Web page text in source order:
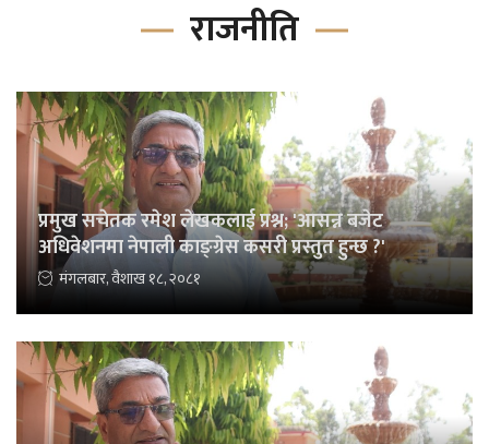
राजनीति
प्रमुख सचेतक रमेश लेखकलाई प्रश्न; 'आसन्न बजेट
अधिवेशनमा नेपाली काङ्ग्रेस कसरी प्रस्तुत हुन्छ ?'
मंगलबार, वैशाख १८, २०८१